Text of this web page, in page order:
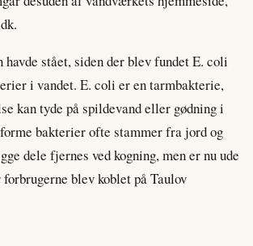
havde stået, siden der blev fundet E. coli
i vandet. E. coli er en tarmbakterie,
kan tyde på spildevand eller gødning i
bakterier ofte stammer fra jord og
dele fjernes ved kogning, men er nu ude
blev koblet på Taulov